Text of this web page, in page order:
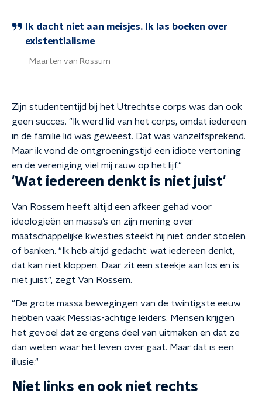
Ik dacht niet aan meisjes. Ik las boeken over
existentialisme
Maarten van Rossum
Zijn studententijd bij het Utrechtse corps was dan ook
geen succes. "Ik werd lid van het corps, omdat iedereen
in de familie lid was geweest. Dat was vanzelfsprekend.
Maar ik vond de ontgroeningstijd een idiote vertoning
en de vereniging viel mij rauw op het lijf."
'Wat iedereen denkt is niet juist'
Van Rossem heeft altijd een afkeer gehad voor
ideologieën en massa’s en zijn mening over
maatschappelijke kwesties steekt hij niet onder stoelen
of banken. "Ik heb altijd gedacht: wat iedereen denkt,
dat kan niet kloppen. Daar zit een steekje aan los en is
niet juist", zegt Van Rossem.
"De grote massa bewegingen van de twintigste eeuw
hebben vaak Messias-achtige leiders. Mensen krijgen
het gevoel dat ze ergens deel van uitmaken en dat ze
dan weten waar het leven over gaat. Maar dat is een
illusie."
Niet links en ook niet rechts